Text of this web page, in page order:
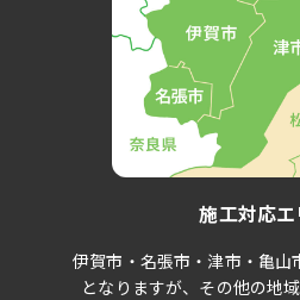
施工対応エ
伊賀市・名張市・津市・亀山
となりますが、その他の地